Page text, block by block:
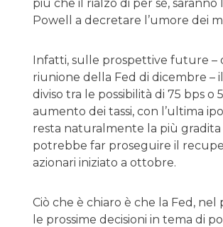
più che il rialzo di per sé, saranno
Powell a decretare l’umore dei
Infatti, sulle prospettive future –
riunione della Fed di dicembre –
diviso tra le possibilità di 75 bps o
aumento dei tassi, con l’ultima
resta naturalmente la più gradita
potrebbe far proseguire il
azionari iniziato a ottobre.
Ciò che è chiaro è che la Fed,
le prossime decisioni in tema di